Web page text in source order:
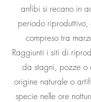
anfibi si recano in
periodo riproduttivo,
compreso tra
Raggiunti i siti di
da stagni, pozze o
origine naturale o
specie nelle ore